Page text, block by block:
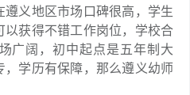
义地区市场口碑很高，学生
获得不错工作岗位，学校合
广阔，初中起点是五年制大
学历有保障，那么遵义幼师